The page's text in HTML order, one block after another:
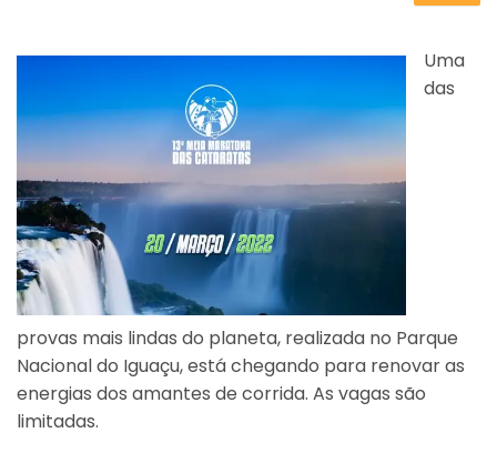
Uma
das
provas mais lindas do planeta, realizada no Parque
Nacional do Iguaçu, está chegando para renovar as
energias dos amantes de corrida. As vagas são
limitadas.